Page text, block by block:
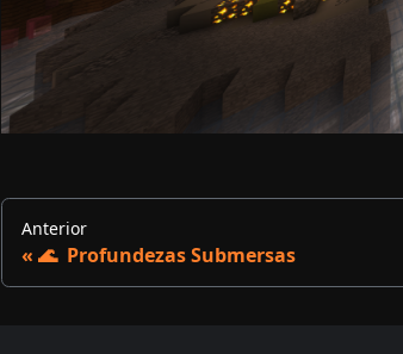
Anterior
🌊 ​ Profundezas Submersas